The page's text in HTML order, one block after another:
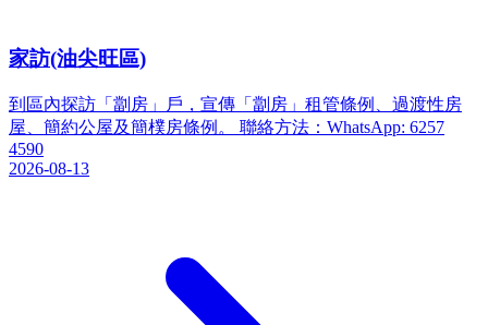
家訪(油尖旺區)
到區內探訪「劏房」戶，宣傳「劏房」租管條例、過渡性房
屋、簡約公屋及簡樸房條例。 聯絡方法：WhatsApp: 6257
4590
2026-08-13